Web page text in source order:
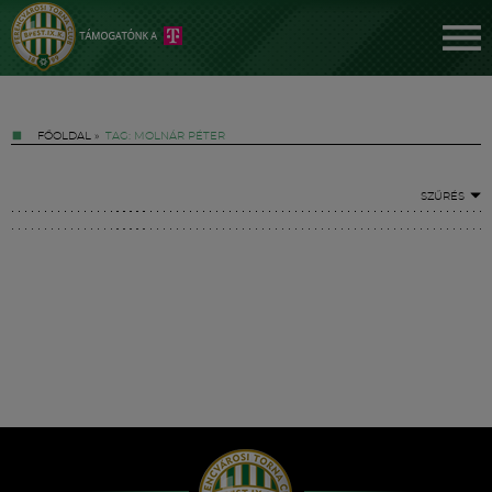
FŐOLDAL » TAG: MOLNÁR PÉTER
SZŰRÉS
Hírek